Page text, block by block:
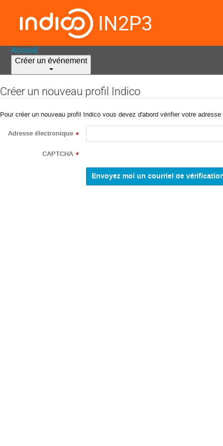
IN2P3
Accueil
Créer un événement
Créer un nouveau profil Indico
Pour créer un nouveau profil Indico vous devez d'abord vérifier votre
Adresse électronique *
CAPTCHA *